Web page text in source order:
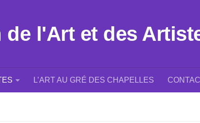
l'Art et des
L’ART AU GRÉ DES CHAPELLES